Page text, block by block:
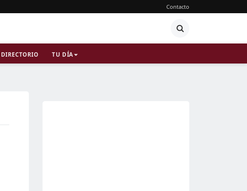
Contacto
DIRECTORIO TU DÍA